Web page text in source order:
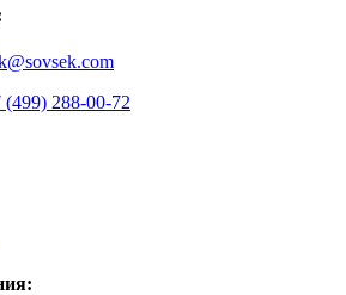
(499) 288-00-72